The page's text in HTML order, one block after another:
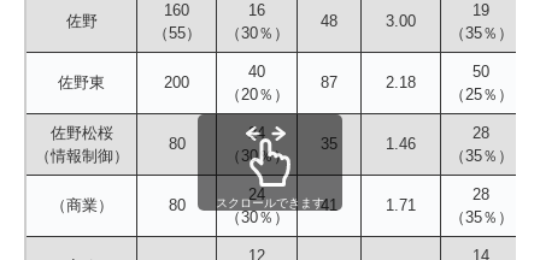
佐野
160
（55）
16
（30％）
48 3.00
19
（35％）
佐野東 200
40
（20％）
87 2.18
50
（25％）
佐野松桜
（情報制御）
80
24
（30％）
35 1.46
28
（35％）
（商業） 80
24
（30％）
41 1.71
28
（35％）
12 14
スクロールできます